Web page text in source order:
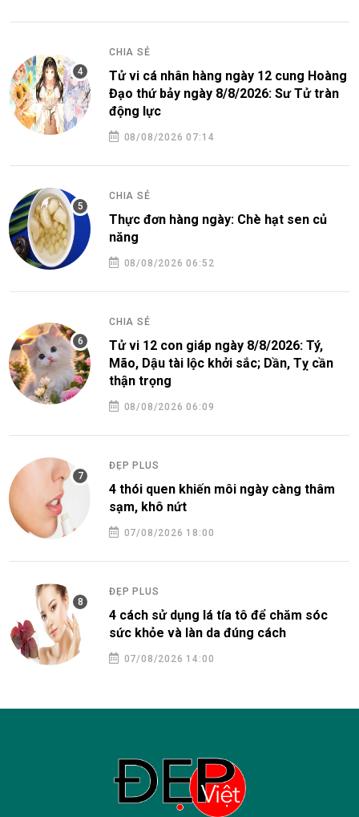
CHIA SẺ
Tử vi cá nhân hàng ngày 12 cung Hoàng
Đạo thứ bảy ngày 8/8/2026: Sư Tử tràn
động lực
08/08/2026 07:14
CHIA SẺ
Thực đơn hàng ngày: Chè hạt sen củ
năng
08/08/2026 06:52
CHIA SẺ
Tử vi 12 con giáp ngày 8/8/2026: Tý,
Mão, Dậu tài lộc khởi sắc; Dần, Tỵ cần
thận trọng
08/08/2026 06:09
ĐẸP PLUS
4 thói quen khiến môi ngày càng thâm
sạm, khô nứt
07/08/2026 18:00
ĐẸP PLUS
4 cách sử dụng lá tía tô để chăm sóc
sức khỏe và làn da đúng cách
07/08/2026 14:00